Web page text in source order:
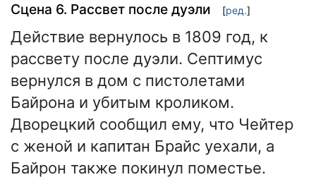
Сцена 6. Рассвет после дуэли [ред.]
Действие вернулось в 1809 год, к
рассвету после дуэли. Септимус
вернулся в дом с пистолетами
Байрона и убитым кроликом.
Дворецкий сообщил ему, что Чейтер
с женой и капитан Брайс уехали, а
Байрон также покинул поместье.